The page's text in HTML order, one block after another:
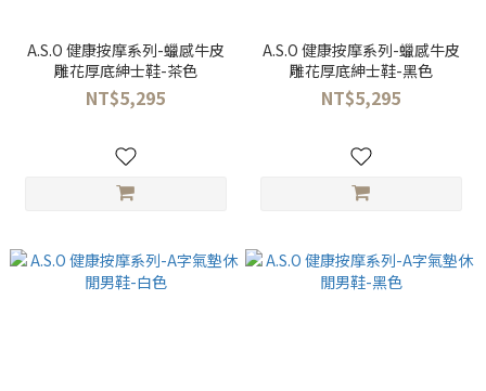
A.S.O 健康按摩系列-蠟感牛皮
雕花厚底紳士鞋-茶色
NT$5,295
A.S.O 健康按摩系列-蠟感牛皮
雕花厚底紳士鞋-黑色
NT$5,295